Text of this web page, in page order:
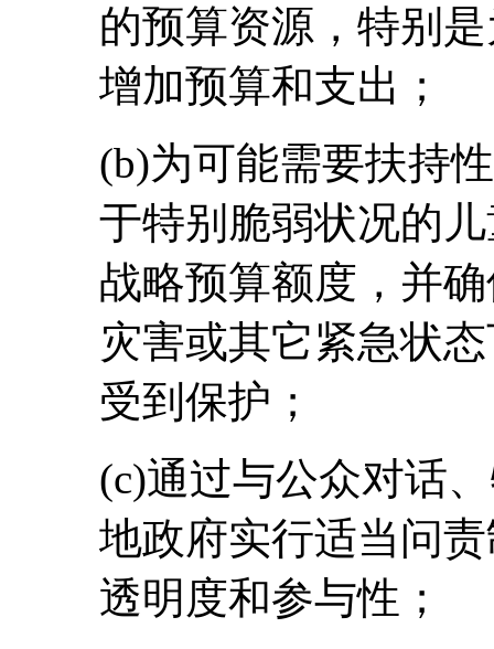
的预算资源，特别
增加预算和支出；
(b)为可能需要扶持
于特别脆弱状况的
战略预算额度，并
灾害或其它紧急状
受到保护；
(c)通过与公众对话
地政府实行适当问
透明度和参与性；